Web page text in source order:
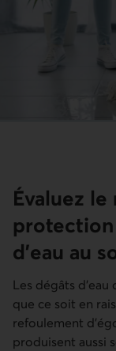
Évaluez
protection
d’eau au
Les dégâts
que ce soit en
refoulement
produisent aussi